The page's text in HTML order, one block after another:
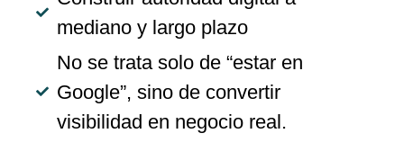
mediano y largo plazo
No se trata solo de “estar en
Google”, sino de convertir
visibilidad en negocio real.